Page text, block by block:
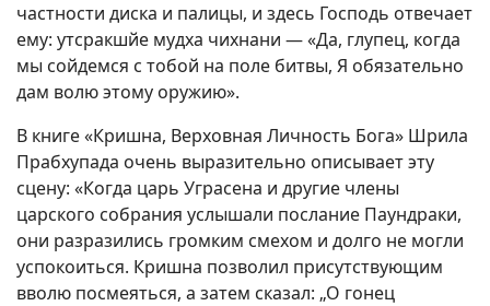
частности диска и палицы, и здесь Господь отвечает
ему: утсракшйе мудха чихнани — «Да, глупец, когда
мы сойдемся с тобой на поле битвы, Я обязательно
дам волю этому оружию».
В книге «Кришна, Верховная Личность Бога» Шрила
Прабхупада очень выразительно описывает эту
сцену: «Когда царь Уграсена и другие члены
царского собрания услышали послание Паундраки,
они разразились громким смехом и долго не могли
успокоиться. Кришна позволил присутствующим
вволю посмеяться, а затем сказал: „О гонец